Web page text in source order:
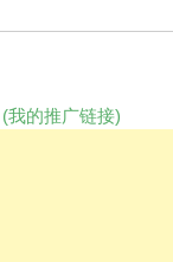
我的推广链接)